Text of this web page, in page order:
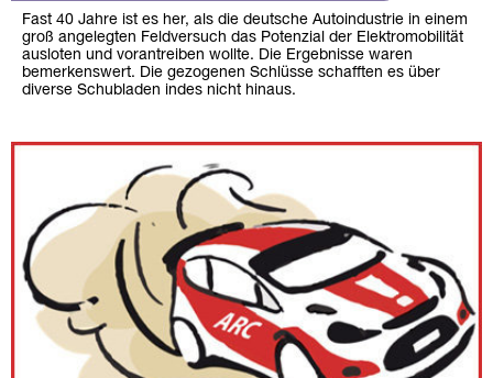
Fast 40 Jahre ist es her, als die deutsche Autoindustrie in einem
groß angelegten Feldversuch das Potenzial der Elektromobilität
ausloten und vorantreiben wollte. Die Ergebnisse waren
bemerkenswert. Die gezogenen Schlüsse schafften es über
diverse Schubladen indes nicht hinaus.